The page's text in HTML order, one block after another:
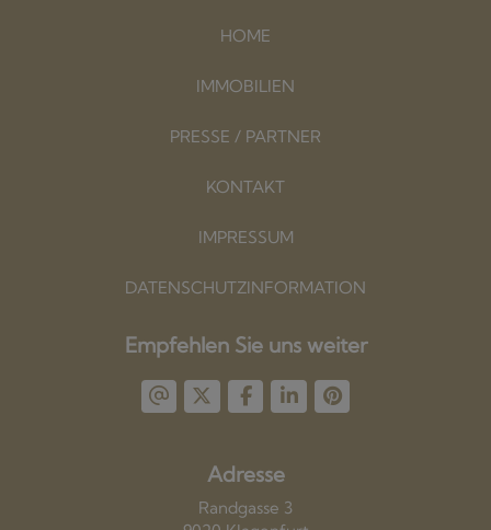
HOME
IMMOBILIEN
PRESSE / PARTNER
KONTAKT
IMPRESSUM
DATENSCHUTZINFORMATION
Empfehlen Sie uns weiter
Adresse
Randgasse 3